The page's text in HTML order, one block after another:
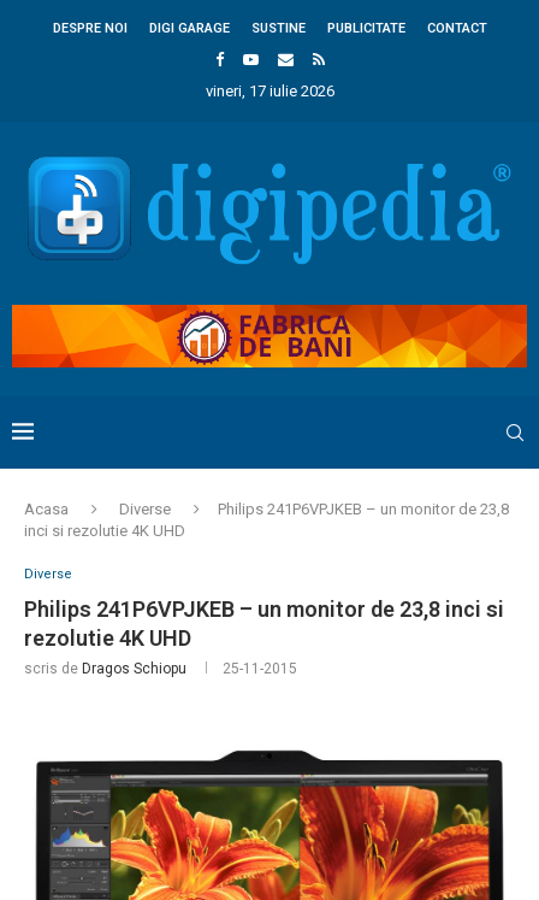
DESPRE NOI DIGI GARAGE SUSTINE PUBLICITATE CONTACT
vineri, 17 iulie 2026
Acasa Diverse
Philips 241P6VPJKEB – un monitor de 23,8
inci si rezolutie 4K UHD
Diverse
Philips 241P6VPJKEB – un monitor de 23,8 inci si
rezolutie 4K UHD
scris de Dragos Schiopu 25-11-2015